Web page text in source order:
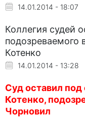
14.01.2014 - 18:07
Коллегия судей
подозреваемого
Котенко
14.01.2014 - 13:28
Суд оставил
Котенко,
Чорновил